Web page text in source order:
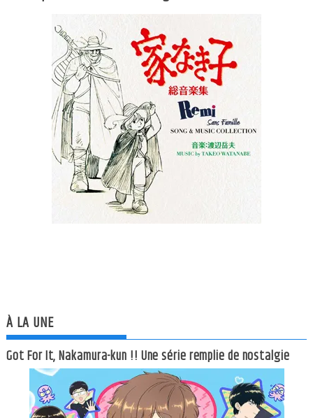
À LA UNE
Got For It, Nakamura-kun !! Une série remplie de nostalgie